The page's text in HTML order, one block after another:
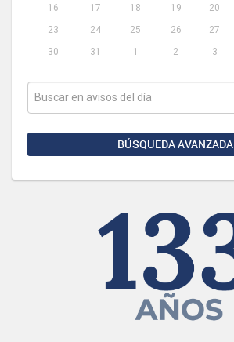
16
17 18 19 20
23
24 25 26 27
30
31 1 2 3
BÚSQUEDA AVANZADA